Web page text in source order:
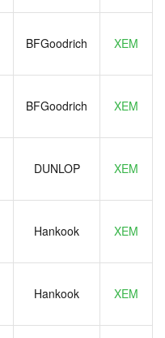
BFGoodrich XEM
BFGoodrich XEM
DUNLOP XEM
Hankook XEM
Hankook XEM